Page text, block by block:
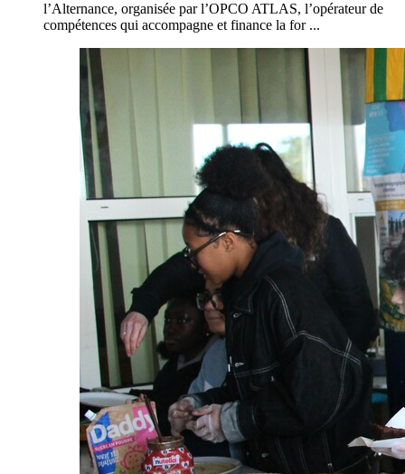
l’Alternance, organisée par l’OPCO ATLAS, l’opérateur de
compétences qui accompagne et finance la for ...